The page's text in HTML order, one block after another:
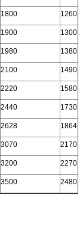
1800 1260
1900 1300
1980 1380
2100 1490
2220 1580
2440 1730
2628 1864
3070 2170
3200 2270
3500 2480